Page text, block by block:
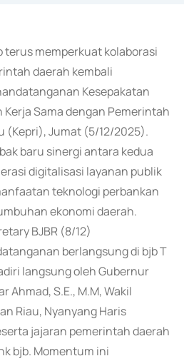
terus memperkuat kolaborasi
daerah kembali
Kesepakatan
Sama dengan Pemerintah
(Kepri), Jumat (5/12/2025).
baru sinergi antara kedua
digitalisasi layanan publik
teknologi perbankan
ekonomi daerah.
BJBR (8/12)
berlangsung di bjb T
langsung oleh Gubernur
Ahmad, S.E., M.M, Wakil
Riau, Nyanyang Haris
jajaran pemerintah daerah
bjb. Momentum ini